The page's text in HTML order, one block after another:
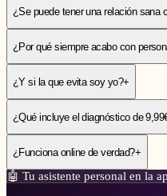
¿Se puede tener una relación sana
¿Por qué siempre acabo con
¿Y si la que evita soy yo?+
¿Qué incluye el diagnóstico de
¿Funciona online de verdad?+
🤖 Tu asistente personal en la